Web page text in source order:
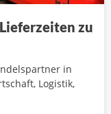
zu
in
Logistik,